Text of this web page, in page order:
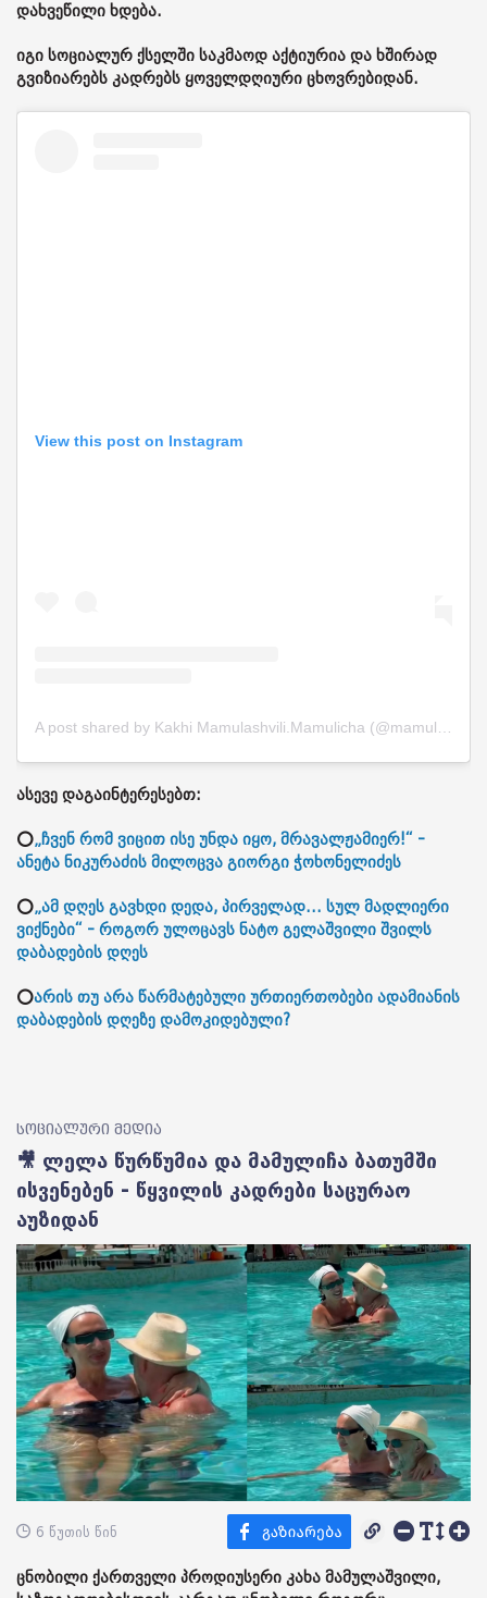
დახვეწილი ხდება.
იგი სოციალურ ქსელში საკმაოდ აქტიურია და ხშირად
გვიზიარებს კადრებს ყოველდღიური ცხოვრებიდან.
View this post on Instagram
ასევე დაგაინტერესებთ:
⭕„ჩვენ რომ ვიცით ისე უნდა იყო, მრავალჟამიერ!“ -
ანეტა ნიკურაძის მილოცვა გიორგი ჭოხონელიძეს
⭕„ამ დღეს გავხდი დედა, პირველად... სულ მადლიერი
ვიქნები“ - როგორ ულოცავს ნატო გელაშვილი შვილს
დაბადების დღეს
⭕არის თუ არა წარმატებული ურთიერთობები ადამიანის
დაბადების დღეზე დამოკიდებული?
სოციალური მედია
🎥 ლელა წურწუმია და მამულიჩა ბათუმში
ისვენებენ - წყვილის კადრები საცურაო
აუზიდან
6 წუთის წინ
ცნობილი ქართველი პროდიუსერი კახა მამულაშვილი,